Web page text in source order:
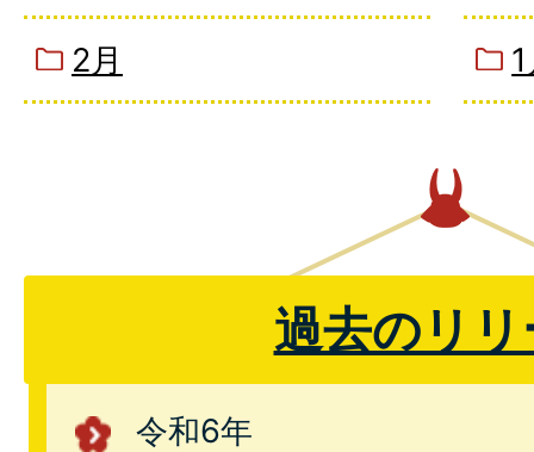
2月
過去のリ
令和6年